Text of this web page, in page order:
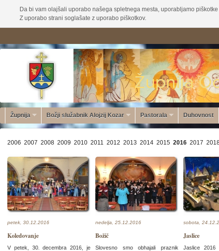
Da bi vam olajšali uporabo našega spletnega mesta, uporabljamo
Z uporabo strani soglašate z uporabo piškotkov.
Župnija Božji služabnik Alojzij Kozar Pastorala Duhovnost
2006 2007 2008 2009 2010 2011 2012 2013 2014 2015 2016 2017
petek, 30.12.2016
Koledovanje
V petek, 30. decembra 2016, je
nedelja, 25.12.2016
Božič
Slovesno smo obhajali praznik
sobota,
Jaslice
Jaslice